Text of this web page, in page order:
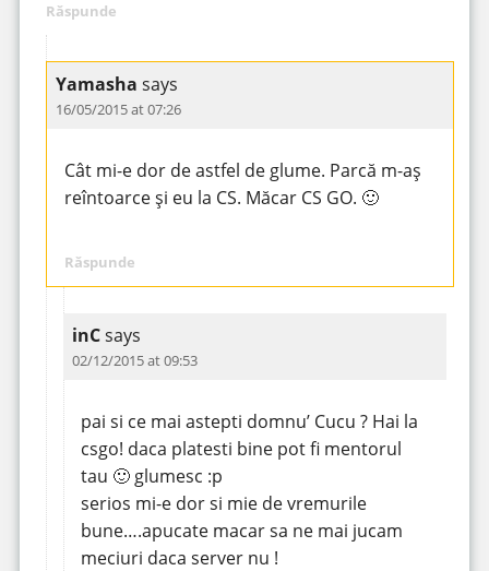
Răspunde
Yamasha says
16/05/2015 at 07:26
Cât mi-e dor de astfel de glume. Parcă m-aș
reîntoarce și eu la CS. Măcar CS GO. 🙂
Răspunde
inCsays
02/12/2015 at 09:53
pai si ce mai astepti domnu’ Cucu ? Hai la
csgo! daca platesti bine pot fi mentorul
tau 🙂 glumesc :p
serios mi-e dor si mie de vremurile
bune….apucate macar sa ne mai jucam
meciuri daca server nu !